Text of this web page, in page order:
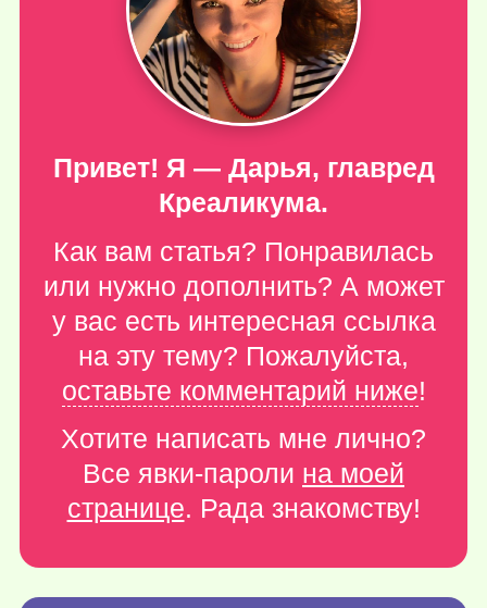
Привет! Я — Дарья, главред
Креаликума.
Как вам статья? Понравилась
или нужно дополнить? А может
у вас есть интересная ссылка
на эту тему? Пожалуйста,
оставьте комментарий ниже!
Хотите написать мне лично?
Все явки-пароли на моей
странице. Рада знакомству!